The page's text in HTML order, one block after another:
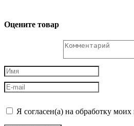
Оцените товар
Я согласен(а) на обработку